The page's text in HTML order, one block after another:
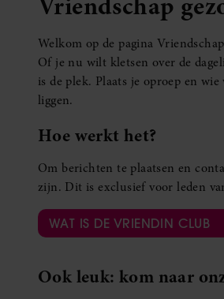
Welkom op de pagina
Of je nu wilt kletsen over de
is de plek. Plaats je oproep en
liggen.
Hoe werkt het?
Om berichten te plaatsen en
zijn. Dit is exclusief voor leden
WAT IS DE VRIENDIN CLUB
Ook leuk: kom naar